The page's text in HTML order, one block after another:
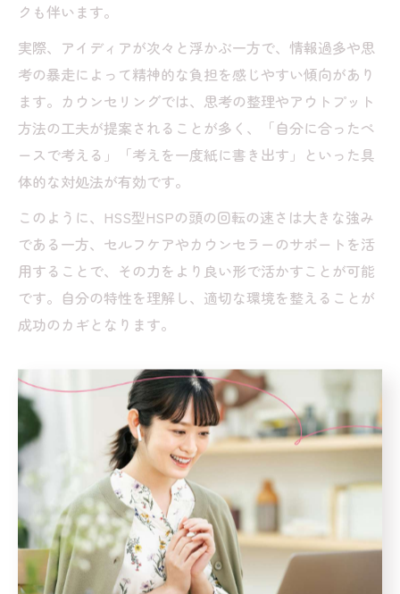
クも伴います。
実際、アイディアが次々と浮かぶ一方で、情報過多や思
考の暴走によって精神的な負担を感じやすい傾向があり
ます。カウンセリングでは、思考の整理やアウトプット
方法の工夫が提案されることが多く、「自分に合ったペ
ースで考える」「考えを一度紙に書き出す」といった具
体的な対処法が有効です。
このように、HSS型HSPの頭の回転の速さは大きな強み
である一方、セルフケアやカウンセラーのサポートを活
用することで、その力をより良い形で活かすことが可能
です。自分の特性を理解し、適切な環境を整えることが
成功のカギとなります。
カウンセリングで探るHSS型HSP
の本質
カウンセリングが明かすHSS型HSPの深層心理
HSS型HSPは「刺激を求める活発さ」と「繊細さ」とい
う相反する気質を持つため、内面には複雑な心理的葛藤
が生まれやすいとされています。カウンセリングでは、